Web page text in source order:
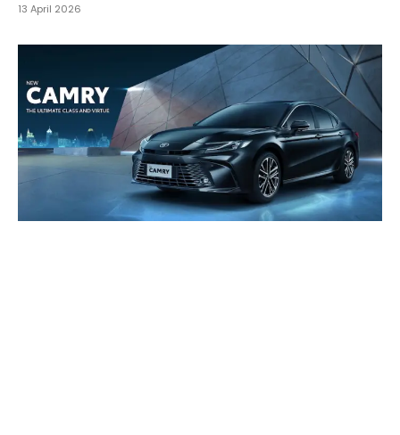
13 April 2026